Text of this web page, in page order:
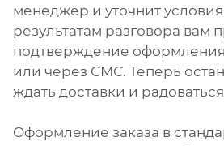
менеджер и уточнит условия
результатам разговора вам
подтверждение оформления
или через СМС. Теперь
ждать доставки и
Оформление заказа в